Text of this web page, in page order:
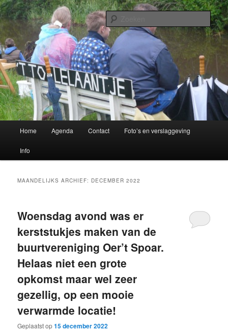
Spring
naar
de
primaire
inhoud
Spring
naar
de
secundaire
inhoudBuurtvereniging Oer 't Spoar
Buitenpost!
Home Agenda Contact Foto’s en verslaggeving
Info
MAANDELIJKS ARCHIEF: DECEMBER 2022
Woensdag avond was er
kerststukjes maken van de
buurtvereniging Oer’t Spoar.
Helaas niet een grote
opkomst maar wel zeer
gezellig, op een mooie
verwarmde locatie!
Geplaatst op15 december 2022